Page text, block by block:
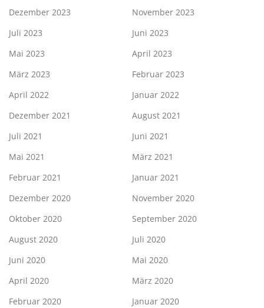
Dezember 2023
November 2023
Juli 2023
Juni 2023
Mai 2023
April 2023
März 2023
Februar 2023
April 2022
Januar 2022
Dezember 2021
August 2021
Juli 2021
Juni 2021
Mai 2021
März 2021
Februar 2021
Januar 2021
Dezember 2020
November 2020
Oktober 2020
September 2020
August 2020
Juli 2020
Juni 2020
Mai 2020
April 2020
März 2020
Februar 2020
Januar 2020